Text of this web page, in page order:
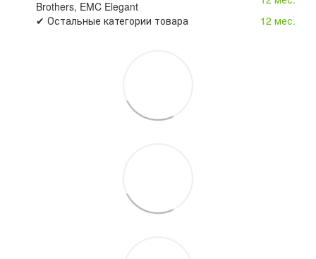
Brothers, EMC Elegant
✔ Остальные категории товара
12 мес.